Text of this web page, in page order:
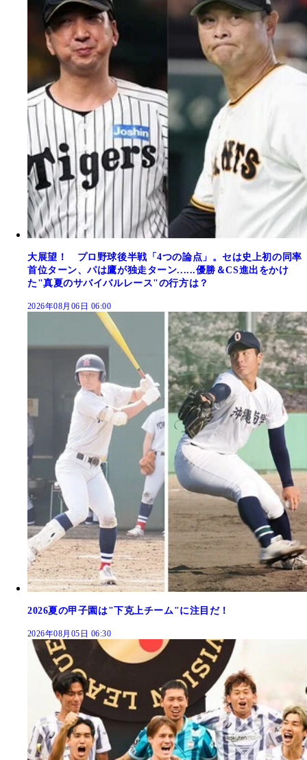
大展望！ プロ野球後半戦「4つの論点」。セは史上初の同率
首位ターン、パは鷹が独走ターン......優勝＆CS進出をかけ
た"真夏のサバイバルレース"の行方は？
2026年08月06日 06:00
2026夏の甲子園は"下克上チーム"に注目だ！
2026年08月05日 06:30